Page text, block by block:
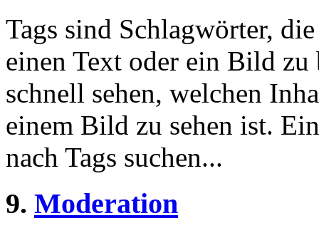
Tags sind Schlagwörter,
einen Text oder ein Bild zu
schnell sehen, welchen
einem Bild zu sehen ist.
nach Tags suchen...
9. Moderation